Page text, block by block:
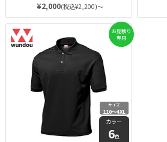
¥2,000(税込¥2,200)～
お見積り
専用
サイズ
110〜4XL
カラー
6色